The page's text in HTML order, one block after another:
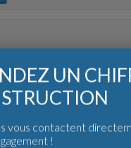
UN
vous contactent
!